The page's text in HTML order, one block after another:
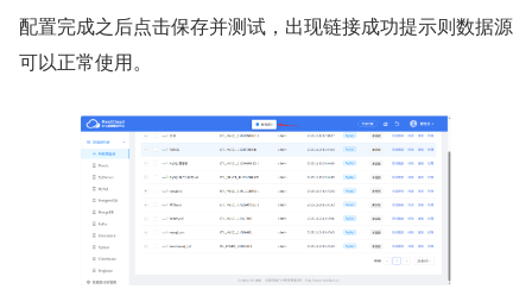
配置完成之后点击保存并测试，出现链接成功提示则数据源
可以正常使用。